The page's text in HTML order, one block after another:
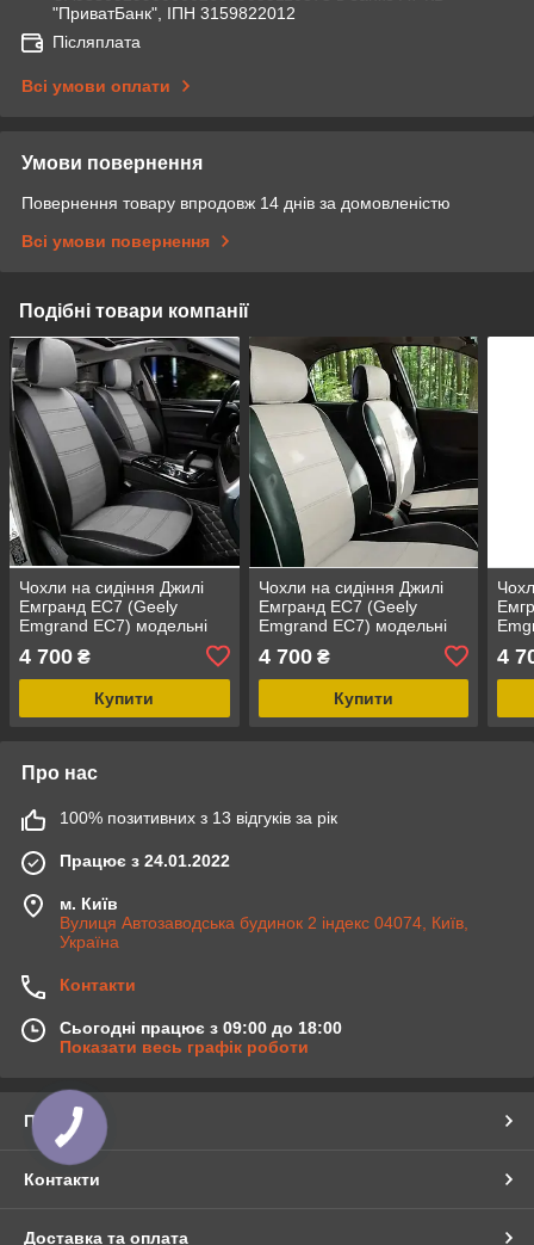
"ПриватБанк", ІПН 3159822012
Післяплата
Всі умови оплати
Умови повернення
Повернення товару впродовж 14 днів за домовленістю
Всі умови повернення
Подібні товари компанії
Чохли на сидіння Джилі
Емгранд ЕС7 (Geely
Emgrand EC7) модельні
сірий, графіт
4 700 ₴
Купити
Чохли на сидіння Джилі
Емгранд ЕС7 (Geely
Emgrand EC7) модельні
білий
4 700₴
Купити
4
Про нас
100% позитивних з 13 відгуків за рік
Працює з 24.01.2022
м. Київ
Вулиця Автозаводська будинок 2 індекс 04074, Київ,
Україна
Контакти
Сьогодні працює з 09:00 до 18:00
Показати весь графік роботи
Про нас
Контакти
Доставка та оплата